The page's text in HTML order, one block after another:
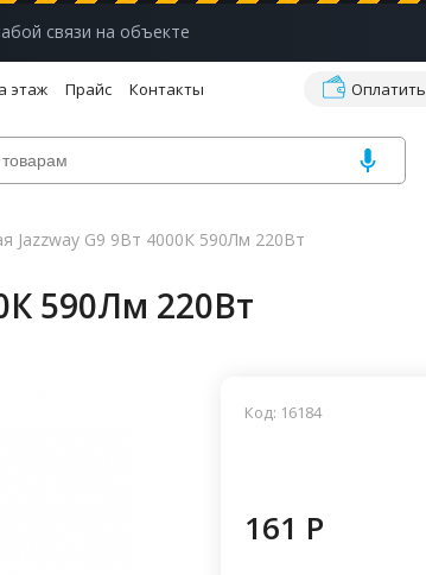
связи на объекте
этаж Прайс Контакты
Jazzway G9 9Вт 4000К 590Лм 220Вт
590Лм 220Вт
Код: 16184
161 P